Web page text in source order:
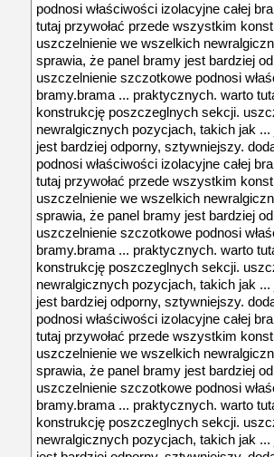
podnosi właściwości izolacyjne całej
tutaj przywołać przede wszystkim
uszczelnienie we wszelkich
sprawia, że panel bramy jest bardziej
uszczelnienie szczotkowe podnosi
bramy.brama ... praktycznych. warto
konstrukcję poszczeglnych sekcji.
newralgicznych pozycjach, takich jak
jest bardziej odporny, sztywniejszy.
podnosi właściwości izolacyjne całej
tutaj przywołać przede wszystkim
uszczelnienie we wszelkich
sprawia, że panel bramy jest bardziej
uszczelnienie szczotkowe podnosi
bramy.brama ... praktycznych. warto
konstrukcję poszczeglnych sekcji.
newralgicznych pozycjach, takich jak
jest bardziej odporny, sztywniejszy.
podnosi właściwości izolacyjne całej
tutaj przywołać przede wszystkim
uszczelnienie we wszelkich
sprawia, że panel bramy jest bardziej
uszczelnienie szczotkowe podnosi
bramy.brama ... praktycznych. warto
konstrukcję poszczeglnych sekcji.
newralgicznych pozycjach, takich jak